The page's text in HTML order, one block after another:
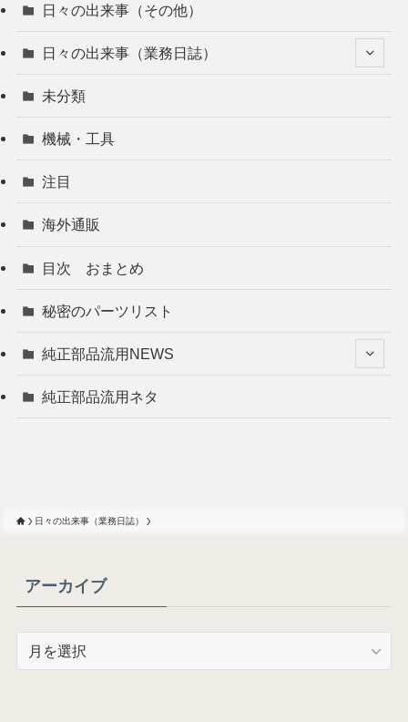
日々の出来事（その他）
日々の出来事（業務日誌）
未分類
機械・工具
注目
海外通販
目次 おまとめ
秘密のパーツリスト
純正部品流用NEWS
純正部品流用ネタ
日々の出来事（業務日誌）
アーカイブ